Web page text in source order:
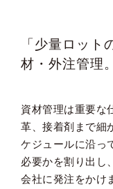
「少量ロッ
材・外注管理。
資材管理は重要な
革、接着剤まで細
ケジュールに沿っ
必要かを割り出し
会社に発注をかけ